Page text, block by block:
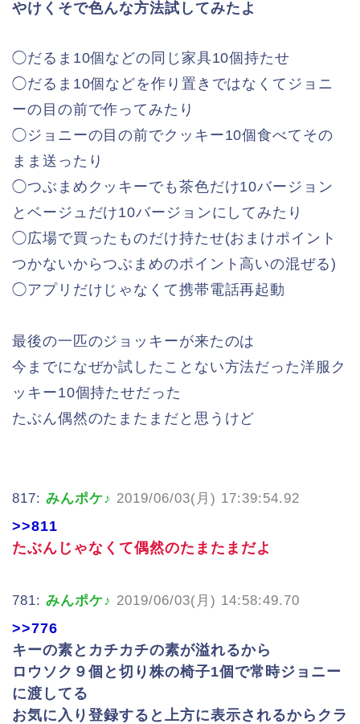
やけくそで色んな方法試してみたよ
◯だるま10個などの同じ家具10個持たせ
◯だるま10個などを作り置きではなくてジョニ
ーの目の前で作ってみたり
◯ジョニーの目の前でクッキー10個食べてその
まま送ったり
◯つぶまめクッキーでも茶色だけ10バージョン
とベージュだけ10バージョンにしてみたり
◯広場で買ったものだけ持たせ(おまけポイント
つかないからつぶまめのポイント高いの混ぜる)
◯アプリだけじゃなくて携帯電話再起動
最後の一匹のジョッキーが来たのは
今までになぜか試したことない方法だった洋服ク
ッキー10個持たせだった
たぶん偶然のたまたまだと思うけど
817: みんポケ♪ 2019/06/03(月) 17:39:54.92
>>811
たぶんじゃなくて偶然のたまたまだよ
781: みんポケ♪ 2019/06/03(月) 14:58:49.70
>>776
キーの素とカチカチの素が溢れるから
ロウソク９個と切り株の椅子1個で常時ジョニー
に渡してる
お気に入り登録すると上方に表示されるからクラ